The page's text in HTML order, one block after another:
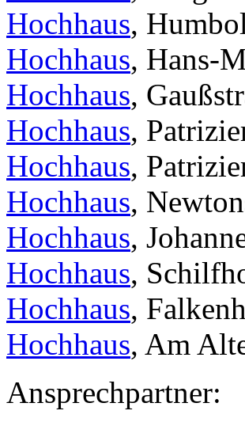
Hochhaus,
Hochhaus, Hans-
Hochhaus,
Hochhaus,
Hochhaus,
Hochhaus,
Hochhaus,
Hochhaus,
Hochhaus,
Hochhaus, Am
Ansprechpartner: